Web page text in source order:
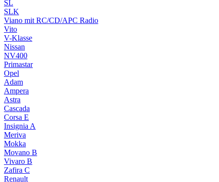
SL
SLK
Viano mit RC/CD/APC Radio
Vito
V-Klasse
Nissan
NV400
Primastar
Opel
Adam
Ampera
Astra
Cascada
Corsa E
Insignia A
Meriva
Mokka
Movano B
Vivaro B
Zafira C
Renault